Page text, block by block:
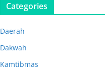
Categories
Daerah
Dakwah
Kamtibmas